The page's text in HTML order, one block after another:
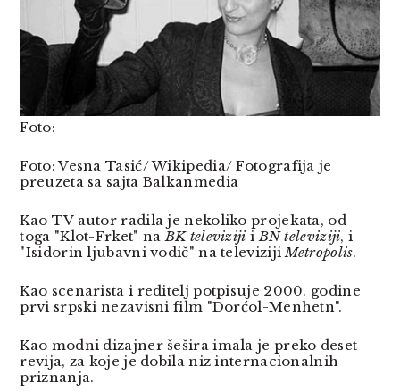
Foto:
Foto: Vesna Tasić/ Wikipedia/ Fotografija je
preuzeta sa sajta Balkanmedia
Kao TV autor radila je nekoliko projekata, od
toga "Klot-Frket" na BK televiziji i BN televiziji, i
"Isidorin ljubavni vodič" na televiziji Metropolis.
Kao scenarista i reditelj potpisuje 2000. godine
prvi srpski nezavisni film "Dorćol-Menhetn".
Kao modni dizajner šešira imala je preko deset
revija, za koje je dobila niz internacionalnih
priznanja.